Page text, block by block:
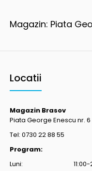
Magazin: Piata
Locatii
Magazin Brasov
Piata George Enescu nr. 6
Tel: 0730 22 88 55
Program:
Luni: 11:00-